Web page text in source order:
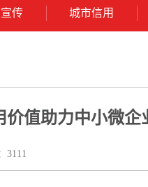
传 城市信用
价值助力中小微企
3111